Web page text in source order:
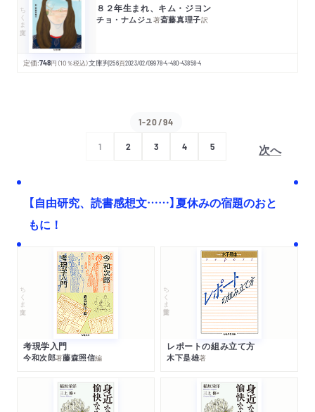
ちくま文庫 ８２年生まれ、キム・ジヨン
チョ・ナムジュ著斎藤真理子訳
定価:748円 （10％税込）文庫判256頁2023/02/09978-4-480-43858-4
1-20/94
1 2 3 4 5 次へ
【自由研究、読書感想文……】夏休みの宿題のおと
もに！
ちくま文庫
考現学入門
今和次郎著藤森照信編
ちくま学芸文庫
レポートの組み立て方
木下是雄著